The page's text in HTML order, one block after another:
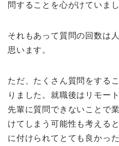
問することを心がけていまし
それもあって質問の回数は
思います。
ただ、たくさん質問をする
りました。就職後はリモー
先輩に質問できないことで
けてしまう可能性も考える
に付けられてとても良かった